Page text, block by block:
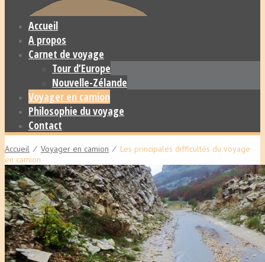
Accueil
A propos
Carnet de voyage
Tour d’Europe
Nouvelle-Zélande
Voyager en camion
Philosophie du voyage
Contact
Accueil ⁄ Voyager en camion ⁄ Les principales difficultés du voyage
en camion